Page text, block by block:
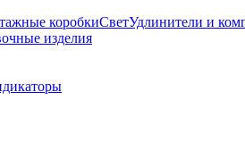
коробкиСветУдлинители и
изделия